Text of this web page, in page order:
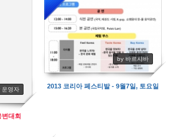
운영자
변대회
by 바르샤바
11260
2013 코리아 페스티발 - 9월7일, 토요일